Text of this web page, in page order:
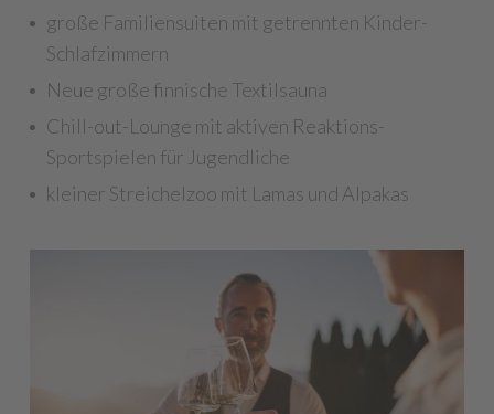
große Familiensuiten mit getrennten Kinder-
Schlafzimmern
Neue große finnische Textilsauna
Chill-out-Lounge mit aktiven Reaktions-
Sportspielen für Jugendliche
kleiner Streichelzoo mit Lamas und Alpakas